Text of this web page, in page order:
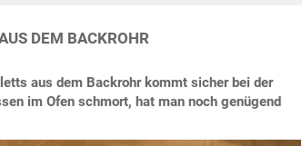
DEM BACKROHR
aus dem Backrohr kommt sicher bei der
im Ofen schmort, hat man noch genügend